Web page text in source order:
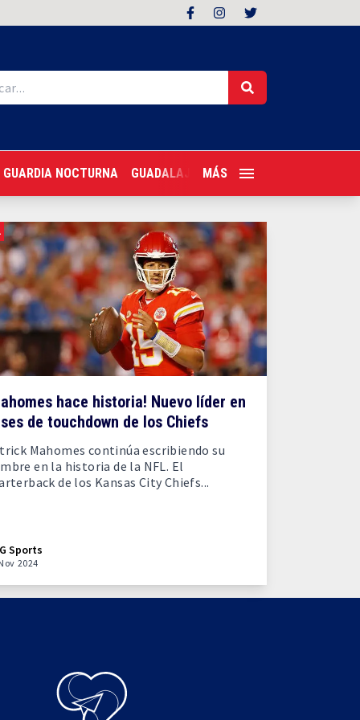
GUARDIA NOCTURNA GUADALAJARA FOLLOW
MÁS
hace historia! Nuevo líder en
de touchdown de los Chiefs
Mahomes continúa escribiendo su
en la historia de la NFL. El
de los Kansas City Chiefs...
Sports
2024